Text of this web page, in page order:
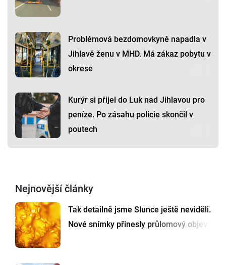
Problémová bezdomovkyně napadla v
Jihlavě ženu v MHD. Má zákaz pobytu v
okrese
Kurýr si přijel do Luk nad Jihlavou pro
peníze. Po zásahu policie skončil v
poutech
Nejnovější články
Tak detailně jsme Slunce ještě neviděli.
Nové snímky přinesly průlomový objev